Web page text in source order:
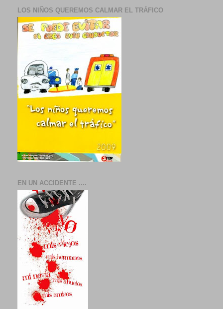
LOS NIÑOS QUEREMOS CALMAR EL TRÁFICO
EN UN ACCIDENTE ....